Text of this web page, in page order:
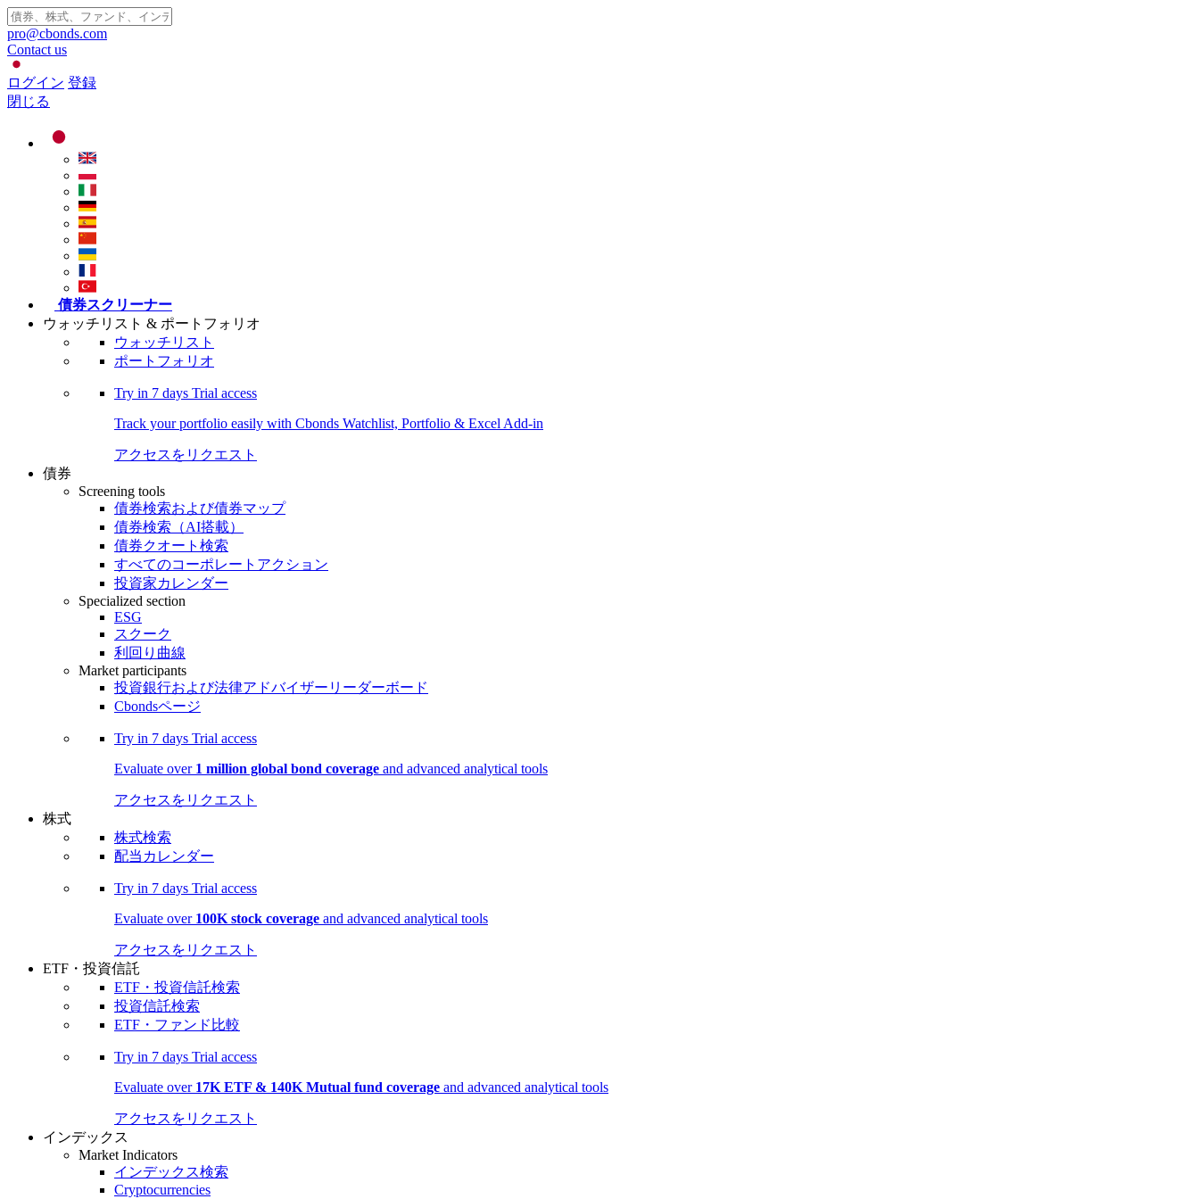
pro@cbonds.com
Contact us
ログイン 登録
閉じる
債券スクリーナー
ウォッチリスト & ポートフォリオ
ウォッチリスト
ポートフォリオ
Try in 7 days Trial access
Track your portfolio easily with Cbonds Watchlist, Portfolio & Excel Add-in
アクセスをリクエスト
債券
Screening tools
債券検索および債券マップ
債券検索（AI搭載）
債券クオート検索
すべてのコーポレートアクション
投資家カレンダー
Specialized section
ESG
スクーク
利回り曲線
Market participants
投資銀行および法律アドバイザーリーダーボード
Cbondsページ
Try in 7 days Trial access
Evaluate over 1 million global bond coverage and advanced analytical tools
アクセスをリクエスト
株式
株式検索
配当カレンダー
Try in 7 days Trial access
Evaluate over 100K stock coverage and advanced analytical tools
アクセスをリクエスト
ETF・投資信託
ETF・投資信託検索
投資信託検索
ETF・ファンド比較
Try in 7 days Trial access
Evaluate over 17K ETF & 140K Mutual fund coverage and advanced analytical tools
アクセスをリクエスト
インデックス
Market Indicators
インデックス検索
Cryptocurrencies